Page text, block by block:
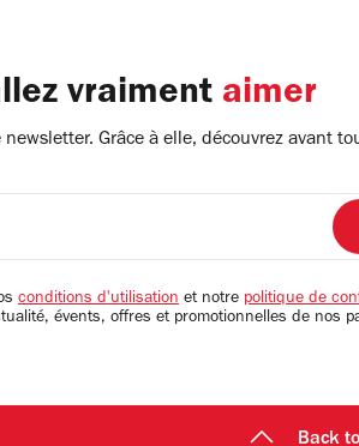
vraiment aimer
Grâce à elle, découvrez avant
conditions d'utilisation et notre politique de
évents, offres et promotionnelles de nos
Back